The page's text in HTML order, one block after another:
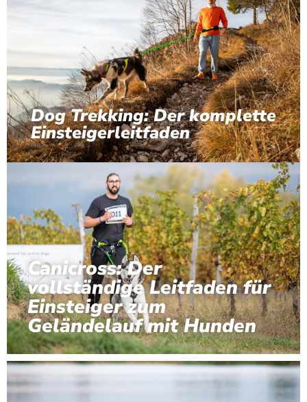
Dog Trekking: Der komplette
Einsteigerleitfaden
Canicross: Der
vollständige Leitfaden für
Einsteiger zum
Geländelauf mit Hunden